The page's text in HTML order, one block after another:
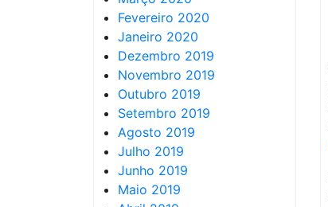
Fevereiro 2020
Janeiro 2020
Dezembro 2019
Novembro 2019
Outubro 2019
Setembro 2019
Agosto 2019
Julho 2019
Junho 2019
Maio 2019